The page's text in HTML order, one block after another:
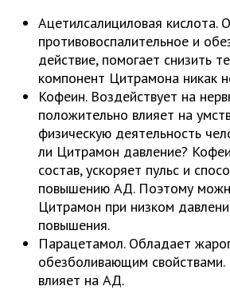
Ацетилсалициловая кислота.
противовоспалительное и
действие, помогает снизить
компонент Цитрамона никак
Кофеин. Воздействует на
положительно влияет на
физическую деятельность
ли Цитрамон давление?
состав, ускоряет пульс и
повышению АД. Поэтому
Цитрамон при низком
повышения.
Парацетамол. Обладает
обезболивающим
влияет на АД.